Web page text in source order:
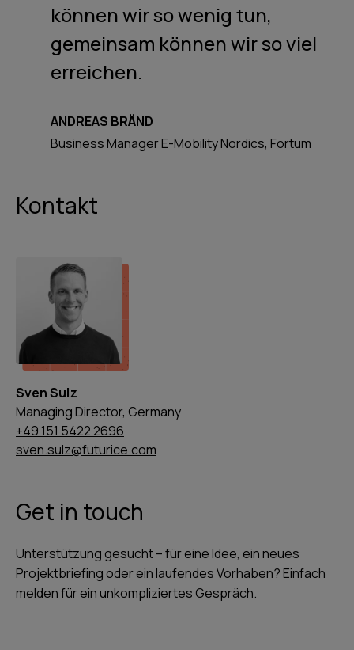
können wir so wenig tun,
gemeinsam können wir so viel
erreichen.
ANDREAS BRÄND
Business Manager E-Mobility Nordics, Fortum
Kontakt
Sven Sulz
Managing Director, Germany
+49 151 5422 2696
sven.sulz@futurice.com
Get in touch
Unterstützung gesucht – für eine Idee, ein neues
Projektbriefing oder ein laufendes Vorhaben? Einfach
melden für ein unkompliziertes Gespräch.